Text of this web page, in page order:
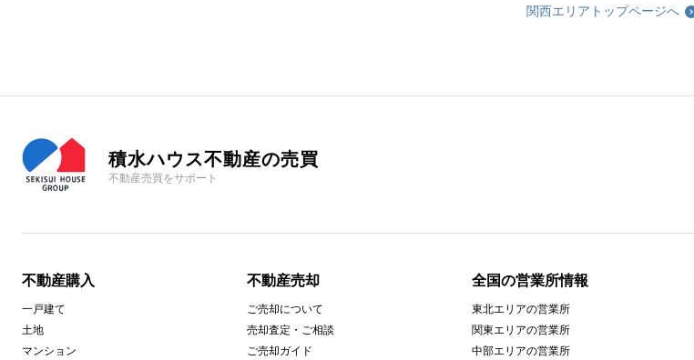
関西エリアトップページへ
積水ハウス不動産の売買
不動産売買をサポート
不動産購入
一戸建て
土地
マンション
不動産売却
ご売却について
売却査定・ご相談
ご売却ガイド
全国の営業所情報
東北エリアの営業所
関東エリアの営業所
中部エリアの営業所